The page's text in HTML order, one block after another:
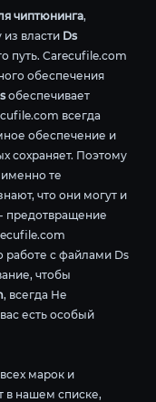
чиптюнинга,
власти Ds
путь. Carecufile.com
обеспечения
обеспечивает
всегда
обеспечение и
сохраняет. Поэтому
те
что они могут и
предотвращение
работе с файлами Ds
чтобы
, всегда Не
есть особый
марок и
в нашем списке,